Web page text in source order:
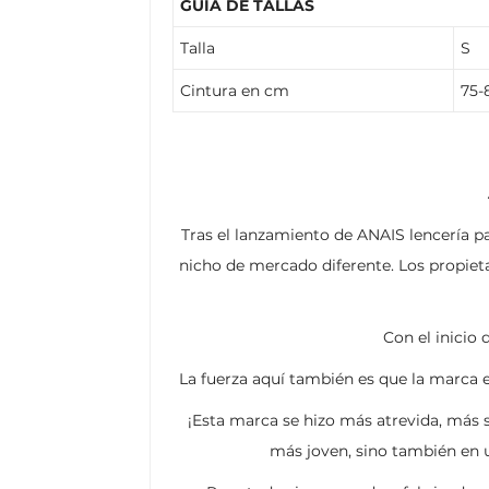
GUÍA DE TALLAS
Talla S
Cintura en cm 75-
Tras el lanzamiento de ANAIS lencería
nicho de mercado diferente. Los
Con el inicio
La fuerza aquí también es que la marca
¡Esta marca se hizo más atrevida,
más joven, sino también en